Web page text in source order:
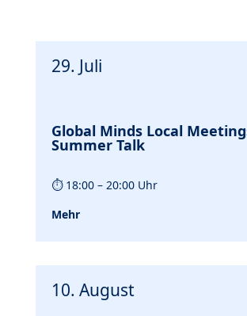
29. Juli
Global Minds Local
Summer Talk
⏱18:00 – 20:00 Uhr
Mehr
10. August